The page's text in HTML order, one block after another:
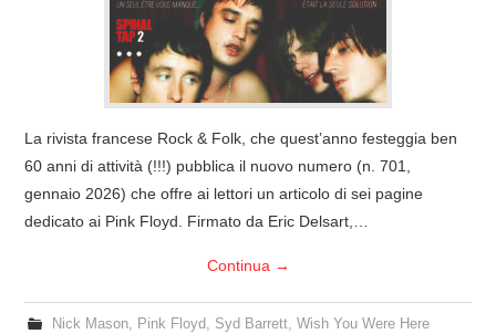
COVER & TRIBUTI
DISCOGRAFIA
LINKS
RELICS – SFALCI E RAMAGLIE
La rivista francese Rock & Folk, che quest’anno festeggia ben
60 anni di attività (!!!) pubblica il nuovo numero (n. 701,
gennaio 2026) che offre ai lettori un articolo di sei pagine
dedicato ai Pink Floyd. Firmato da Eric Delsart,…
Continua →
Nick Mason, Pink Floyd, Syd Barrett, Wish You Were Here